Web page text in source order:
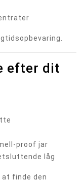
efter dit
proof jar
låg
at finde den